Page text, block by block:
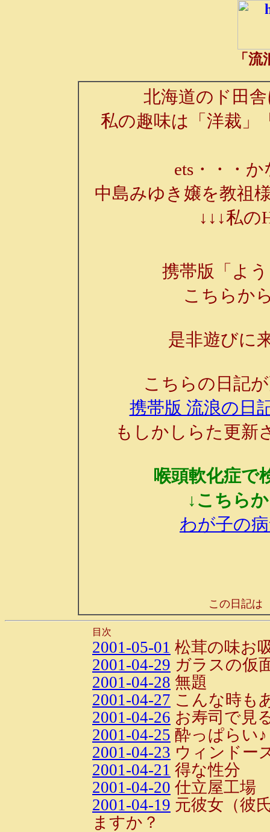
「
北海道のド田
私の趣味は「洋裁」
ets・・・
中島みゆき嬢を教祖
↓↓↓私の
携帯版「よ
こちらか
是非遊びに
こちらの日記
携帯版 流浪の日
もしかしらた更新
喉頭軟化症で
↓こちら
わが子の
この日記は
目次
2001-05-01 松茸の味お
2001-04-29 ガラスの仮
2001-04-28 無題
2001-04-27 こんな時も
2001-04-26 お寿司で見
2001-04-25 酔っぱらい♪
2001-04-23 ウィンドー
2001-04-21 得な性分
2001-04-20 仕立屋工場
2001-04-19 元彼女（彼
ますか？